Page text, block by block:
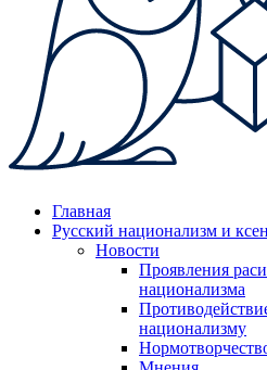
Главная
Русский национализм и
Новости
Проявления
национализма
национализму